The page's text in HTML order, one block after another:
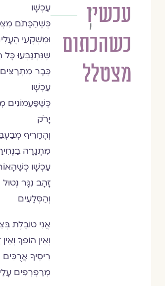
עכשיו
כשהכתום
מצטלל
אבישג
עמית־שפירא
עַכְשָׁו
כְּשֶׁהַכָּתֹם
וּמִשְׁקְעֵי
שֶׁנִּתְגַּבְּעוּ
כְּבָר
עַכְשָׁו
כְּשֶׁפַּעֲמוֹנִים
יָרֹק
וְהֶחָרִיף
מִתְגָּרֶה
עַכְשָׁו
זָהָב נִגָּר
וְהַסְּלָעִים
אֲנִי טוֹבֶלֶת
וְאֵין הוֹפֵךְ
רִיסֶיךָ אֲרֻכִּים
מְרַפְרְפִים